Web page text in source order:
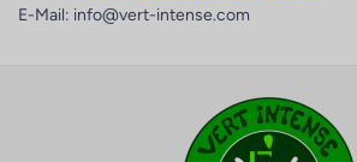
E-Mail: info@vert-intense.com